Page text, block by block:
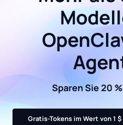
Sparen Sie 20
Gratis-Tokens im Wert von 1